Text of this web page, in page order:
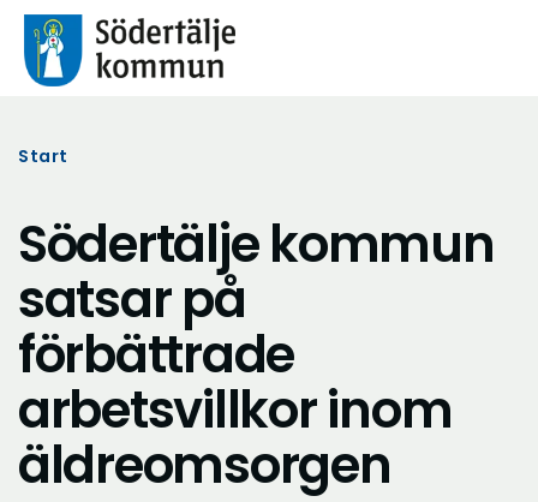
Start
Södertälje kommun
satsar på
förbättrade
arbetsvillkor inom
äldreomsorgen